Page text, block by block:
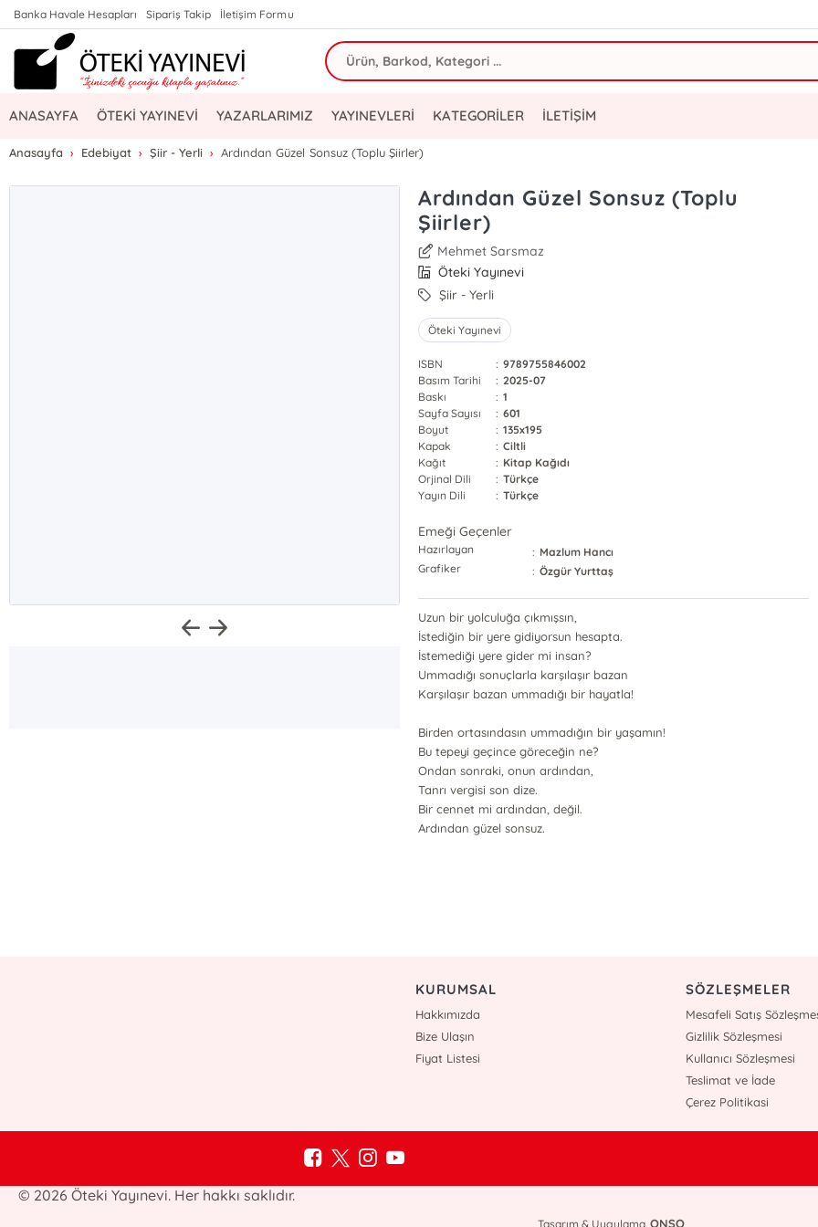
Banka Havale Hesapları Sipariş Takip İletişim Formu
ANASAYFA ÖTEKİ YAYINEVİ YAZARLARIMIZ YAYINEVLERİ KATEGORİLER İLETİŞİM
Anasayfa Edebiyat Şiir - Yerli Ardından Güzel Sonsuz (Toplu Şiirler)
Ardından Güzel Sonsuz (Toplu
Şiirler)
Mehmet Sarsmaz
Öteki Yayınevi
Şiir - Yerli
Öteki Yayınevi
ISBN : 9789755846002
Basım Tarihi
: 2025-07
Baskı
: 1
Sayfa Sayısı
: 601
Boyut
: 135x195
Kapak
: Ciltli
Kağıt
: Kitap Kağıdı
Orjinal Dili
: Türkçe
Yayın Dili
: Türkçe
Emeği Geçenler
Hazırlayan : Mazlum Hancı
Grafiker
: Özgür Yurttaş
Uzun bir yolculuğa çıkmışsın,
İstediğin bir yere gidiyorsun hesapta.
İstemediği yere gider mi insan?
Ummadığı sonuçlarla karşılaşır bazan
Karşılaşır bazan ummadığı bir hayatla!
Birden ortasındasın ummadığın bir yaşamın!
Bu tepeyi geçince göreceğin ne?
Ondan sonraki, onun ardından,
Tanrı vergisi son dize.
Bir cennet mi ardından, değil.
Ardından güzel sonsuz.
KURUMSAL
Hakkımızda
Bize Ulaşın
Fiyat Listesi
SÖZLEŞMELER
Mesafeli Satış
Gizlilik Sözleşmesi
Kullanıcı Sözleşmesi
Teslimat ve İade
Çerez Politikasi
© 2026 Öteki Yayınevi. Her hakkı saklıdır.
Tasarım & Uygulama ONSO